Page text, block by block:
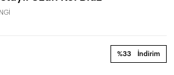
%33 İndirim